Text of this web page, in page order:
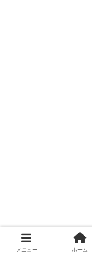
メニュー ホーム